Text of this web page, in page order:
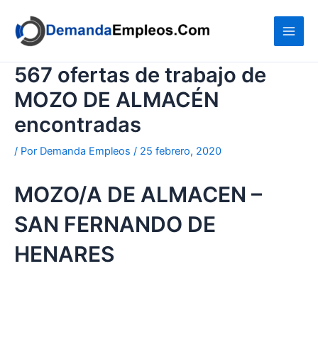
contenido
567 ofertas de trabajo de
MOZO DE ALMACÉN
encontradas
/ Por Demanda Empleos / 25 febrero, 2020
MOZO/A DE ALMACEN –
SAN FERNANDO DE
HENARES